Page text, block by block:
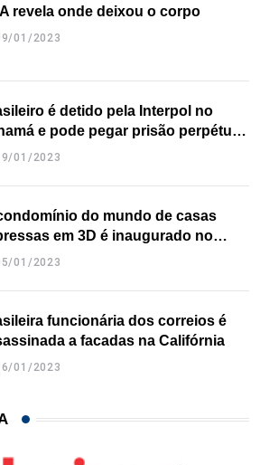
revela onde deixou o corpo
01/2023
é detido pela Interpol no
e pode pegar prisão perpétua
EUA
01/2023
do mundo de casas
em 3D é inaugurado no
01/2023
funcionária dos correios é
a facadas na Califórnia
01/2023